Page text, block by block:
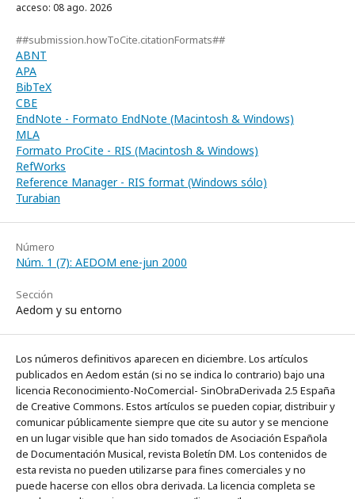
acceso: 08 ago. 2026
##submission.howToCite.citationFormats##
ABNT
APA
BibTeX
CBE
EndNote - Formato EndNote (Macintosh & Windows)
MLA
Formato ProCite - RIS (Macintosh & Windows)
RefWorks
Reference Manager - RIS format (Windows sólo)
Turabian
Número
Núm. 1 (7): AEDOM ene-jun 2000
Sección
Aedom y su entorno
Los números definitivos aparecen en diciembre. Los artículos
publicados en Aedom están (si no se indica lo contrario) bajo una
licencia Reconocimiento-NoComercial- SinObraDerivada 2.5 España
de Creative Commons. Estos artículos se pueden copiar, distribuir y
comunicar públicamente siempre que cite su autor y se mencione
en un lugar visible que han sido tomados de Asociación Española
de Documentación Musical, revista Boletín DM. Los contenidos de
esta revista no pueden utilizarse para fines comerciales y no
puede hacerse con ellos obra derivada. La licencia completa se